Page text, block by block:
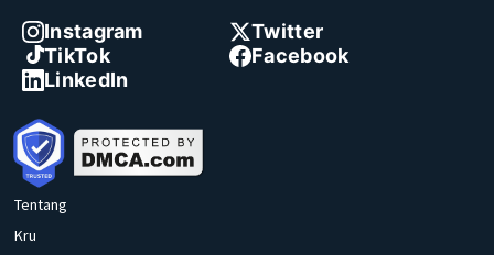
Instagram
Twitter
TikTok
Facebook
LinkedIn
Tentang
Kru